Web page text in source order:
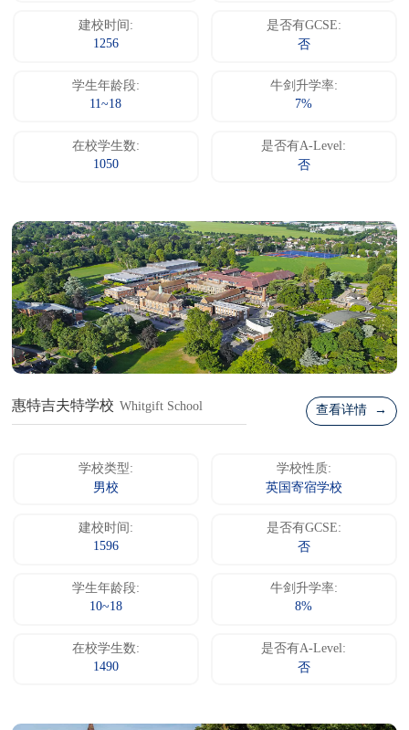
建校时间:
1256
是否有GCSE:
否
学生年龄段:
11~18
牛剑升学率:
7%
在校学生数:
1050
是否有A-Level:
否
惠特吉夫特学校 Whitgift School 查看详情 →
学校类型:
男校
学校性质:
英国寄宿学校
建校时间:
1596
是否有GCSE:
否
学生年龄段:
10~18
牛剑升学率:
8%
在校学生数:
1490
是否有A-Level:
否